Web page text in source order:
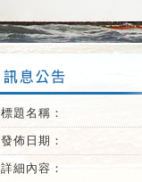
標題名稱：
發佈日期：
詳細內容：